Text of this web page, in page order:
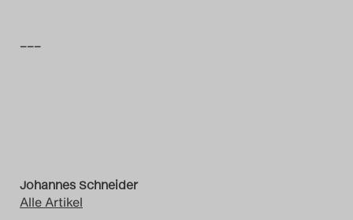
–––
Johannes Schneider
Alle Artikel